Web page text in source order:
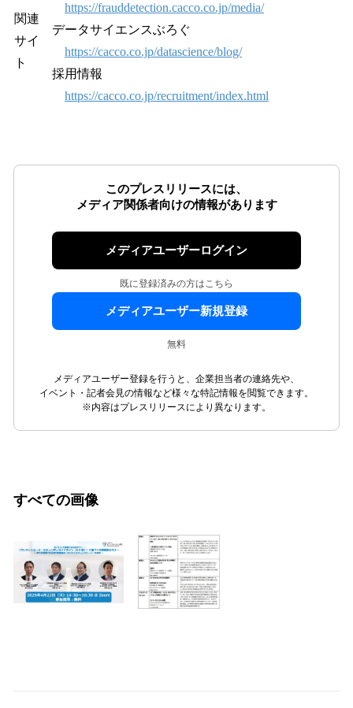
関連
サイ
ト
https://frauddetection.cacco.co.jp/media/
データサイエンスぶろぐ
https://cacco.co.jp/datascience/blog/
採用情報
https://cacco.co.jp/recruitment/index.html
このプレスリリースには、
メディア関係者向けの情報があります
メディアユーザーログイン
既に登録済みの方はこちら
メディアユーザー新規登録
無料
メディアユーザー登録を行うと、企業担当者の連絡先や、
イベント・記者会見の情報など様々な特記情報を閲覧できます。
※内容はプレスリリースにより異なります。
すべての画像